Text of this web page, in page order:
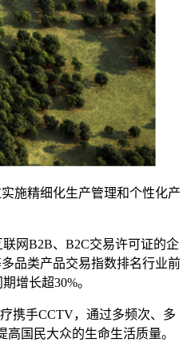
施精细化生产管理和个性化产
网B2B、B2C交易许可证的企
品类产品交易指数排名行业前
增长超30%。
携手CCTV，通过多频次、多
国民大众的生命生活质量。